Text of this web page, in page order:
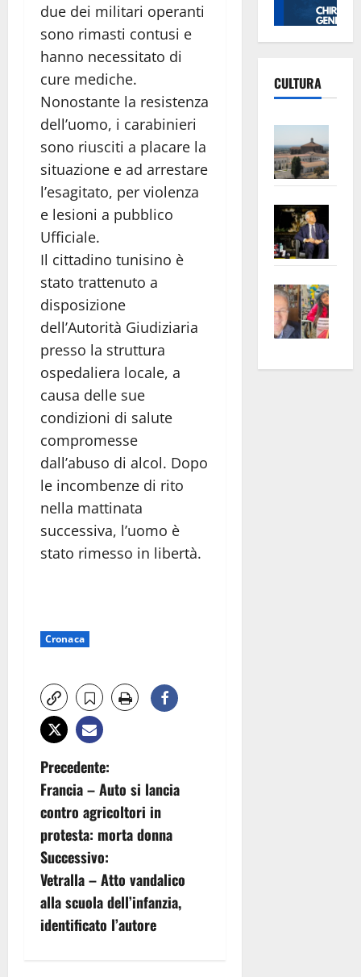
due dei militari operanti
sono rimasti contusi e
hanno necessitato di
cure mediche.
Nonostante la resistenza
dell’uomo, i carabinieri
sono riusciti a placare la
situazione e ad arrestare
l’esagitato, per violenza
e lesioni a pubblico
Ufficiale.
Il cittadino tunisino è
stato trattenuto a
disposizione
dell’Autorità Giudiziaria
presso la struttura
ospedaliera locale, a
causa delle sue
condizioni di salute
compromesse
dall’abuso di alcol. Dopo
le incombenze di rito
nella mattinata
successiva, l’uomo è
stato rimesso in libertà.
Cronaca
N
a
v
i
g
a
Precedente:
Francia – Auto si lancia
contro agricoltori in
protesta: morta donna
Successivo:
Vetralla – Atto vandalico
alla scuola dell’infanzia,
identificato l’autore
CULTURA
euro
apre